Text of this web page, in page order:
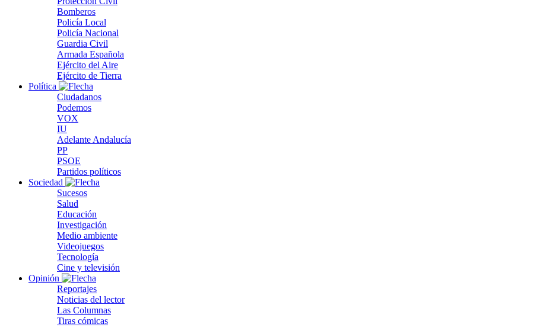
Bomberos
Policía Local
Policía Nacional
Guardia Civil
Armada Española
Ejército del Aire
Ejército de Tierra
Política
Ciudadanos
Podemos
VOX
IU
Adelante Andalucía
PP
PSOE
Partidos políticos
Sociedad
Sucesos
Salud
Educación
Investigación
Medio ambiente
Videojuegos
Tecnología
Cine y televisión
Opinión
Reportajes
Noticias del lector
Las Columnas
Tiras cómicas